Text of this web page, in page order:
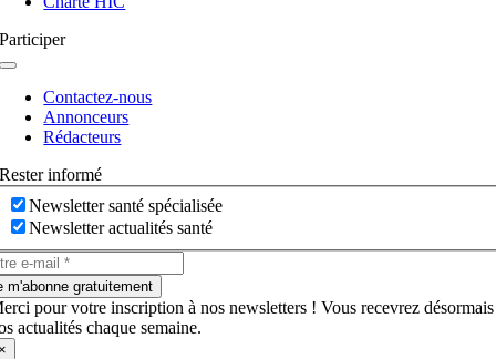
Participer
Navigation
basculeContactez-nous
Annonceurs
Rédacteurs
Rester informé
Newsletter santé spécialisée
Newsletter actualités santé
m'abonne gratuitement
pour votre inscription à nos newsletters ! Vous recevrez désormais
actualités chaque semaine.